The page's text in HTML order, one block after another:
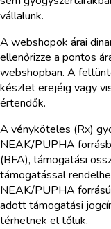
vállalunk.
A webshopok árai
ellenőrizze a pontos
webshopban. A
készlet erejéig vagy
értendők.
A vényköteles (Rx)
NEAK/PUPHA
(BFA), támogatási
támogatással
NEAK/PUPHA
adott támogatási
térhetnek el tőlük.